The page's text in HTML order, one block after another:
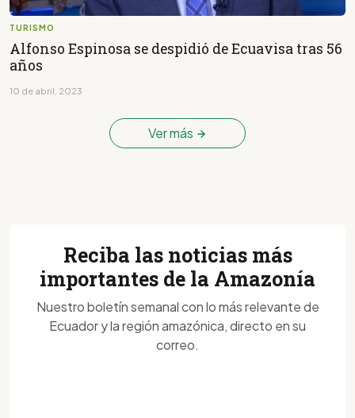
TURISMO
Alfonso Espinosa se despidió de Ecuavisa tras 56
años
10 de abril, 2023
Ver más
Reciba las noticias más
importantes de la Amazonía
Nuestro boletín semanal con lo más relevante de
Ecuador y la región amazónica, directo en su
correo.